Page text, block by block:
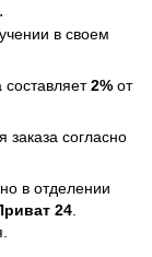
в своем
2% от
согласно
в отделении
24.